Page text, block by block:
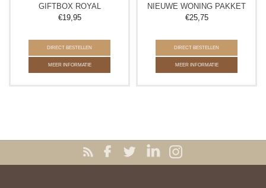
GIFTBOX ROYAL
€19,95
DIRECT BESTELLEN
MEER INFORMATIE
NIEUWE WONING PAKKET
€25,75
DIRECT BESTELLEN
MEER INFORMATIE